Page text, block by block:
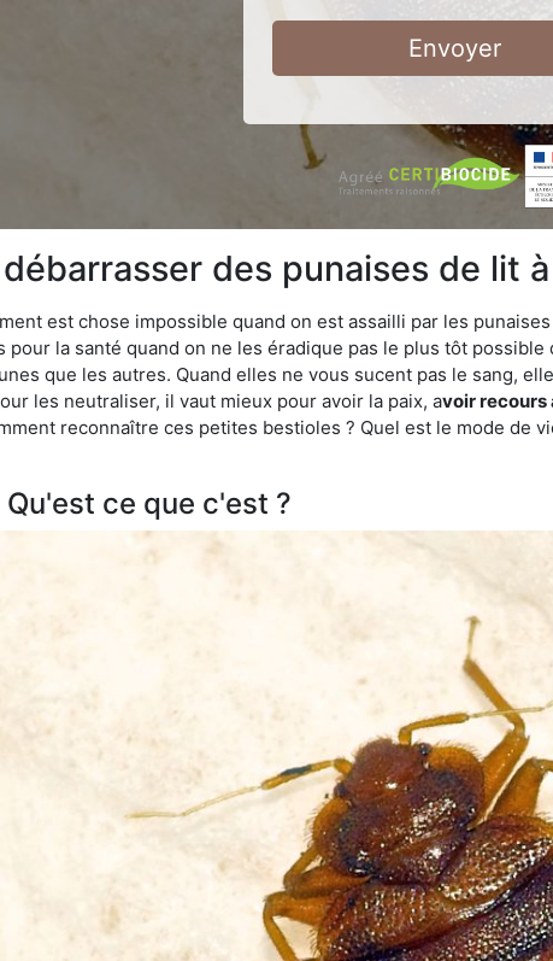
Envoyer
des punaises de lit
est chose impossible quand on est assailli par les
pour la santé quand on ne les éradique pas le plus tôt
que les autres. Quand elles ne vous sucent pas le sang,
les neutraliser, il vaut mieux pour avoir la paix, avoir recours
reconnaître ces petites bestioles ? Quel est le mode de
ce que c'est ?